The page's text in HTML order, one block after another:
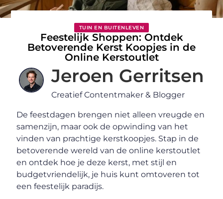
TUIN EN BUITENLEVEN
Feestelijk Shoppen: Ontdek
Betoverende Kerst Koopjes in de
Online Kerstoutlet
Jeroen Gerritsen
Creatief Contentmaker & Blogger
De feestdagen brengen niet alleen vreugde en
samenzijn, maar ook de opwinding van het
vinden van prachtige kerstkoopjes. Stap in de
betoverende wereld van de online kerstoutlet
en ontdek hoe je deze kerst, met stijl en
budgetvriendelijk, je huis kunt omtoveren tot
een feestelijk paradijs.